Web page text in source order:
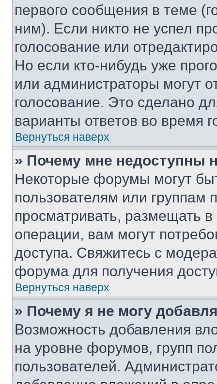
первого сообщения в теме
ним). Если никто не успел
голосование или
Но если кто-нибудь уже
или администраторы могут
голосование. Это сделано
варианты ответов во время
Вернуться наверх
» Почему мне недоступны
Некоторые форумы могут
пользователям или группам
просматривать, размещать
операции, вам могут
доступа. Свяжитесь с
форума для получения
Вернуться наверх
» Почему я не могу
Возможность добавления
на уровне форумов, групп
пользователей.